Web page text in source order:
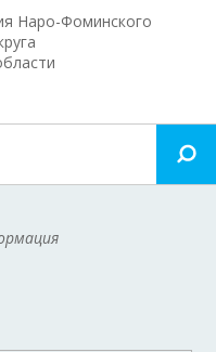
Наро-Фоминского